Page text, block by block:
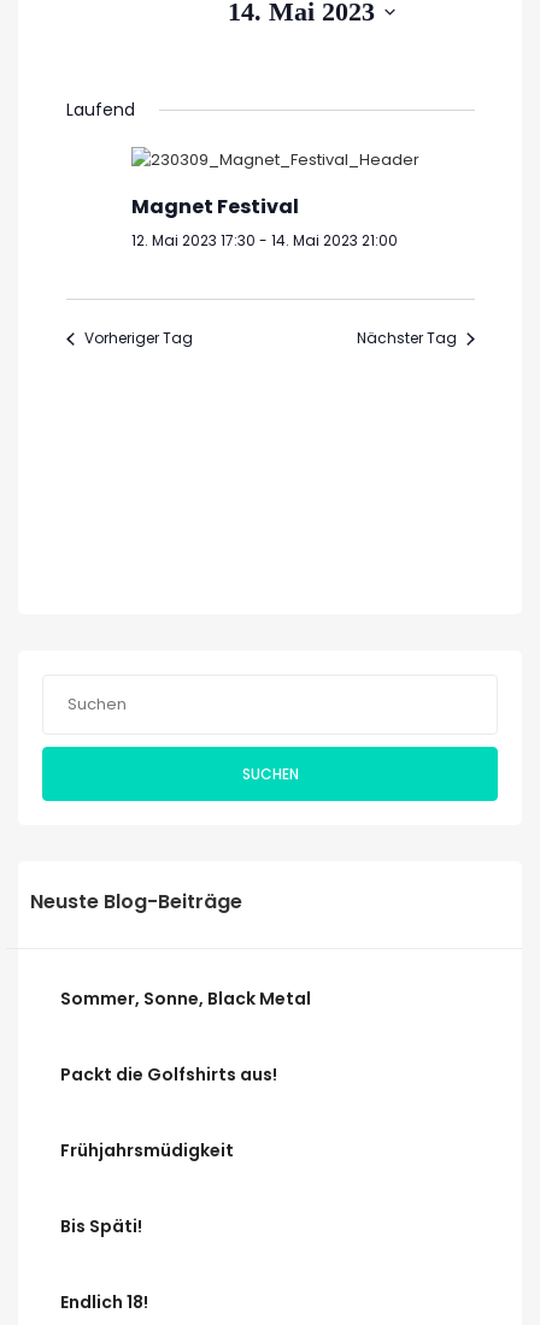
Mai
2023
14. Mai 2023
Laufend
Magnet Festival
12. Mai 2023 17:30 - 14. Mai 2023 21:00
Vorheriger Tag Nächster Tag
SUCHEN
Neuste Blog-Beiträge
Sommer, Sonne, Black Metal
Packt die Golfshirts aus!
Frühjahrsmüdigkeit
Bis Späti!
Endlich 18!